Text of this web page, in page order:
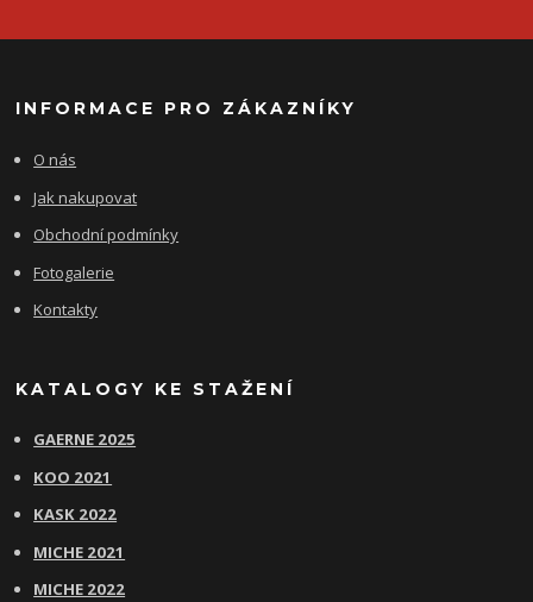
INFORMACE PRO ZÁKAZNÍKY
O nás
Jak nakupovat
Obchodní podmínky
Fotogalerie
Kontakty
KATALOGY KE STAŽENÍ
GAERNE 2025
KOO 2021
KASK 2022
MICHE 2021
MICHE 2022